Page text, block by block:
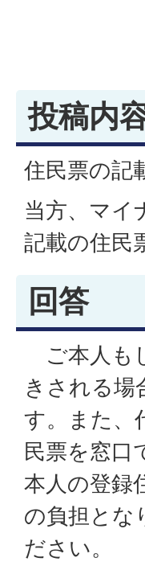
投稿内
住民票の記
当方、マイ
記載の住民
回答
ご本人も
きされる場
す。また、
民票を窓口
本人の登録
の負担とな
ださい。